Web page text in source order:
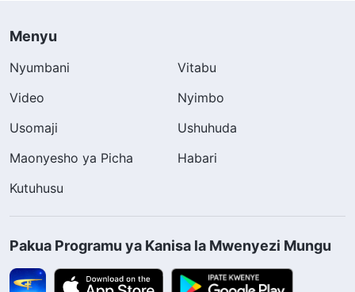
Menyu
Nyumbani
Vitabu
Video
Nyimbo
Usomaji
Ushuhuda
Maonyesho ya Picha
Habari
Kutuhusu
Pakua Programu ya Kanisa la Mwenyezi Mungu